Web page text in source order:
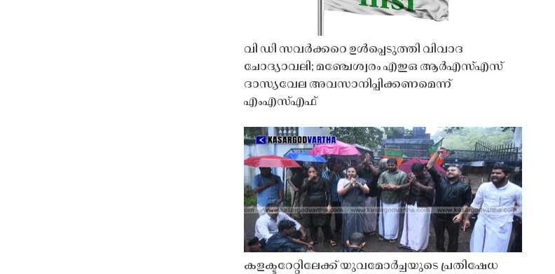
വി ഡി സവർക്കറെ ഉൾപ്പെടുത്തി വിവാദ
ചോദ്യാവലി; മഞ്ചേശ്വരം എഇഒ ആർഎസ്എസ്
ദാസ്യവേല അവസാനിപ്പിക്കണമെന്ന്
എംഎസ്എഫ്
കളക്ടറേറ്റിലേക്ക് യുവമോർച്ചയുടെ പ്രതിഷേധ